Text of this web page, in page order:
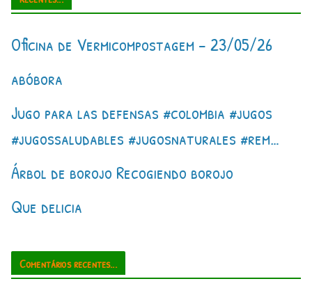
Oficina de Vermicompostagem – 23/05/26
abóbora
Jugo para las defensas #colombia #jugos
#jugossaludables #jugosnaturales #rem…
Árbol de borojo Recogiendo borojo
Que delicia
Comentários recentes...